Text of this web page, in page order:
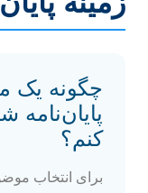
چگونه یک
پایان‌نامه
کنم؟
برای انتخاب